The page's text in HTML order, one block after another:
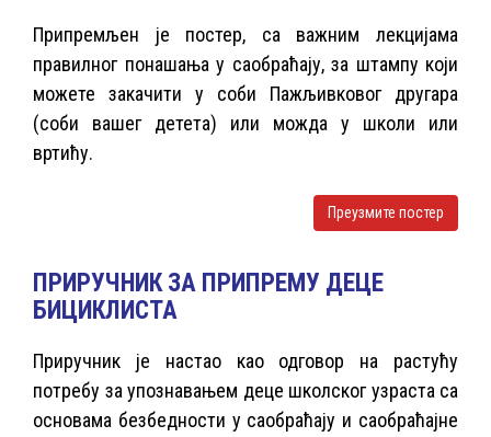
Припремљен је постер, са важним лекцијама
правилног понашања у саобраћају, за штампу који
можете закачити у соби Пажљивковог другара
(соби вашег детета) или можда у школи или
вртићу.
Преузмите постер
ПРИРУЧНИК ЗА ПРИПРЕМУ ДЕЦЕ
БИЦИКЛИСТА
Приручник је настао као одговор на растућу
потребу за упознавањем деце школског узраста са
основама безбедности у саобраћају и саобраћајне